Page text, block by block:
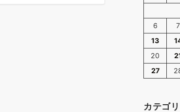
6
7
13
20
27
カテゴ